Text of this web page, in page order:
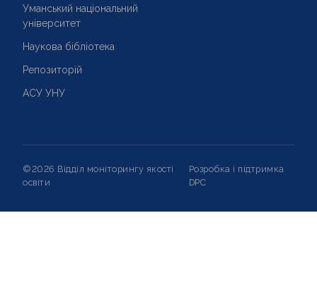
Уманський національний
університет
Наукова бібліотека
Репозиторій
АСУ УНУ
©2026 Відділ моніторингу якості
освіти
Розробка і підтримка
DPC